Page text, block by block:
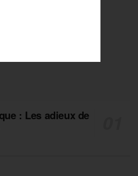
: Les adieux de